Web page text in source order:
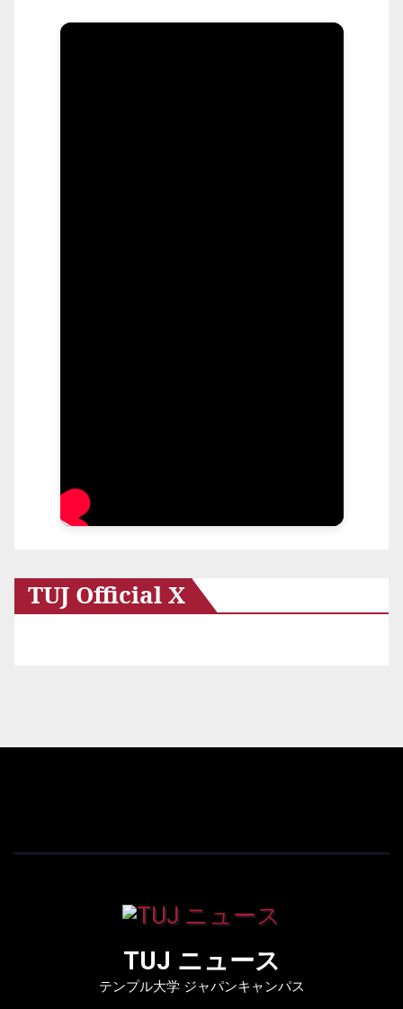
TUJ Official X
TUJ ニュース
テンプル大学 ジャパンキャンパス